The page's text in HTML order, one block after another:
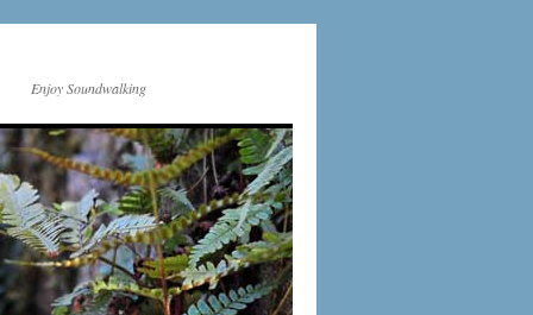
Enjoy Soundwalking